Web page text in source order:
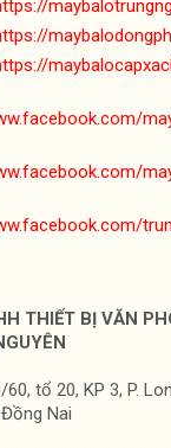
THIẾT BỊ VĂN
tổ 20, KP 3, P.
Nai